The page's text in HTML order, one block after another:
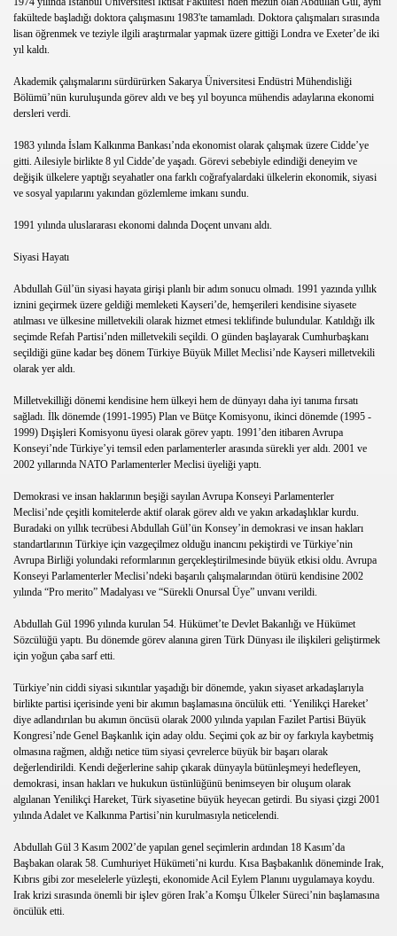
fakültede başladığı doktora çalışmasını 1983'te tamamladı. Doktora çalışmaları sırasında
lisan öğrenmek ve teziyle ilgili araştırmalar yapmak üzere gittiği Londra ve Exeter’de iki
yıl kaldı.
Akademik çalışmalarını sürdürürken Sakarya Üniversitesi Endüstri Mühendisliği
Bölümü’nün kuruluşunda görev aldı ve beş yıl boyunca mühendis adaylarına ekonomi
dersleri verdi.
1983 yılında İslam Kalkınma Bankası’nda ekonomist olarak çalışmak üzere Cidde’ye
gitti. Ailesiyle birlikte 8 yıl Cidde’de yaşadı. Görevi sebebiyle edindiği deneyim ve
değişik ülkelere yaptığı seyahatler ona farklı coğrafyalardaki ülkelerin ekonomik, siyasi
ve sosyal yapılarını yakından gözlemleme imkanı sundu.
1991 yılında uluslararası ekonomi dalında Doçent unvanı aldı.
Siyasi Hayatı
Abdullah Gül’ün siyasi hayata girişi planlı bir adım sonucu olmadı. 1991 yazında yıllık
iznini geçirmek üzere geldiği memleketi Kayseri’de, hemşerileri kendisine siyasete
atılması ve ülkesine milletvekili olarak hizmet etmesi teklifinde bulundular. Katıldığı ilk
seçimde Refah Partisi’nden milletvekili seçildi. O günden başlayarak Cumhurbaşkanı
seçildiği güne kadar beş dönem Türkiye Büyük Millet Meclisi’nde Kayseri milletvekili
olarak yer aldı.
Milletvekilliği dönemi kendisine hem ülkeyi hem de dünyayı daha iyi tanıma fırsatı
sağladı. İlk dönemde (1991-1995) Plan ve Bütçe Komisyonu, ikinci dönemde (1995 -
1999) Dışişleri Komisyonu üyesi olarak görev yaptı. 1991’den itibaren Avrupa
Konseyi’nde Türkiye’yi temsil eden parlamenterler arasında sürekli yer aldı. 2001 ve
2002 yıllarında NATO Parlamenterler Meclisi üyeliği yaptı.
Demokrasi ve insan haklarının beşiği sayılan Avrupa Konseyi Parlamenterler
Meclisi’nde çeşitli komitelerde aktif olarak görev aldı ve yakın arkadaşlıklar kurdu.
Buradaki on yıllık tecrübesi Abdullah Gül’ün Konsey’in demokrasi ve insan hakları
standartlarının Türkiye için vazgeçilmez olduğu inancını pekiştirdi ve Türkiye’nin
Avrupa Birliği yolundaki reformlarının gerçekleştirilmesinde büyük etkisi oldu. Avrupa
Konseyi Parlamenterler Meclisi’ndeki başarılı çalışmalarından ötürü kendisine 2002
yılında “Pro merito” Madalyası ve “Sürekli Onursal Üye” unvanı verildi.
Abdullah Gül 1996 yılında kurulan 54. Hükümet’te Devlet Bakanlığı ve Hükümet
Sözcülüğü yaptı. Bu dönemde görev alanına giren Türk Dünyası ile ilişkileri geliştirmek
için yoğun çaba sarf etti.
Türkiye’nin ciddi siyasi sıkıntılar yaşadığı bir dönemde, yakın siyaset arkadaşlarıyla
birlikte partisi içerisinde yeni bir akımın başlamasına öncülük etti. ‘Yenilikçi Hareket’
diye adlandırılan bu akımın öncüsü olarak 2000 yılında yapılan Fazilet Partisi Büyük
Kongresi’nde Genel Başkanlık için aday oldu. Seçimi çok az bir oy farkıyla kaybetmiş
olmasına rağmen, aldığı netice tüm siyasi çevrelerce büyük bir başarı olarak
değerlendirildi. Kendi değerlerine sahip çıkarak dünyayla bütünleşmeyi hedefleyen,
demokrasi, insan hakları ve hukukun üstünlüğünü benimseyen bir oluşum olarak
algılanan Yenilikçi Hareket, Türk siyasetine büyük heyecan getirdi. Bu siyasi çizgi 2001
yılında Adalet ve Kalkınma Partisi’nin kurulmasıyla neticelendi.
Abdullah Gül 3 Kasım 2002’de yapılan genel seçimlerin ardından 18 Kasım’da
Başbakan olarak 58. Cumhuriyet Hükümeti’ni kurdu. Kısa Başbakanlık döneminde Irak,
Kıbrıs gibi zor meselelerle yüzleşti, ekonomide Acil Eylem Planını uygulamaya koydu.
Irak krizi sırasında önemli bir işlev gören Irak’a Komşu Ülkeler Süreci’nin başlamasına
öncülük etti.
BÖREK TARİFİ,TARİFLER,PASTA
böreği
YERLERİ,ÇOĞRAFYASI,NUFUSU,YÜZ
YERLERİ,ÇOĞRAFYASI,NUFUSU,YÜZ
oyna,yarıs,maç,motor,elbise giydirme oyna,süper
oyna,yarıs,maç,motor,elbise giydirme oyna,süper
giydirme oyna,süper
giydirme oyna,süper
giydirme oyna,süper
giydirme oyna,süper
GİYDİRME,OYNA,SÜPER